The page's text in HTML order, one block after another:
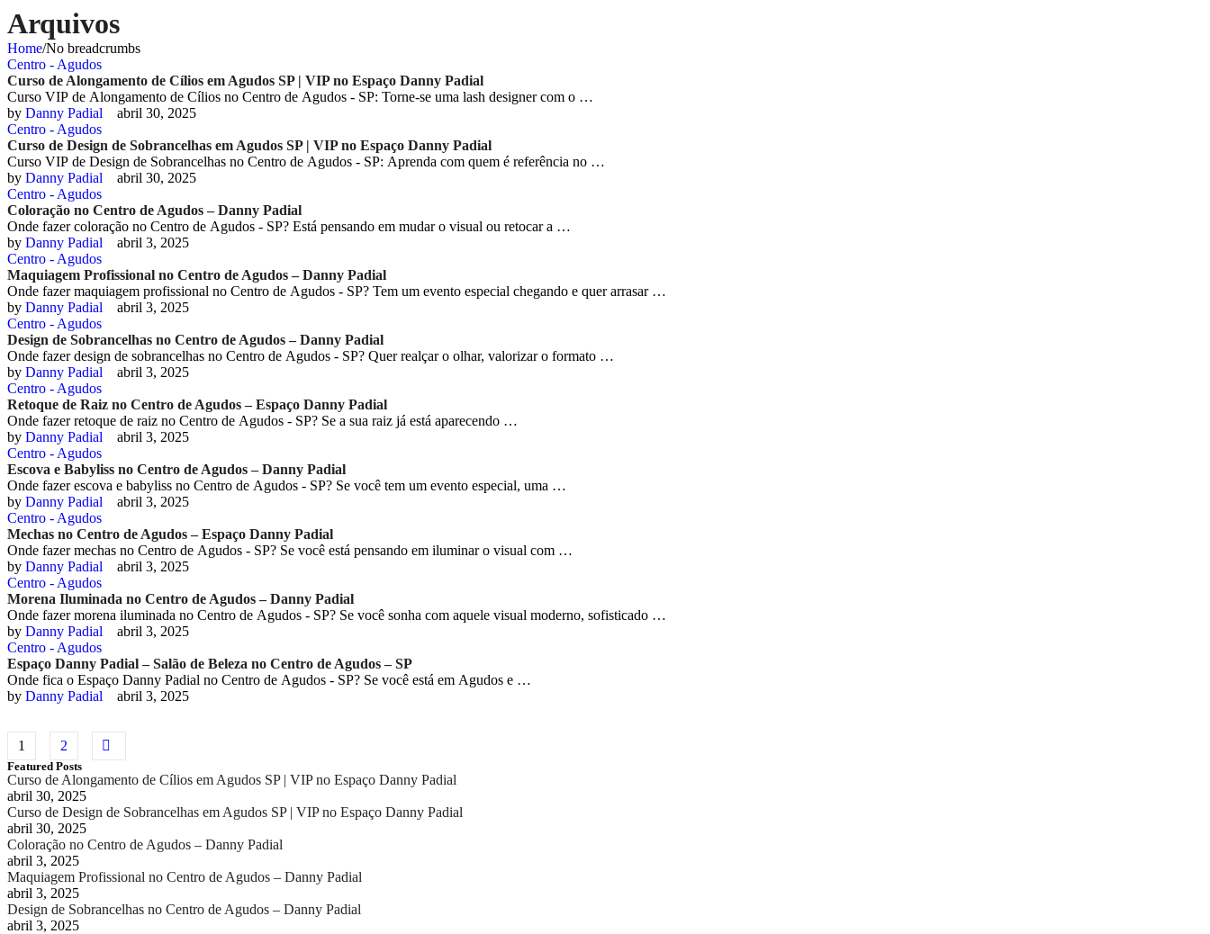
Arquivos
Home/No breadcrumbs
Centro - Agudos
Curso de Alongamento de Cílios em Agudos SP | VIP no Espaço Danny Padial
Curso VIP de Alongamento de Cílios no Centro de Agudos - SP: Torne-se uma lash designer com o …
by Danny Padial
abril 30, 2025
Centro - Agudos
Curso de Design de Sobrancelhas em Agudos SP | VIP no Espaço Danny Padial
Curso VIP de Design de Sobrancelhas no Centro de Agudos - SP: Aprenda com quem é referência no …
by Danny Padial
abril 30, 2025
Centro - Agudos
Coloração no Centro de Agudos – Danny Padial
Onde fazer coloração no Centro de Agudos - SP? Está pensando em mudar o visual ou retocar a …
by Danny Padial
abril 3, 2025
Centro - Agudos
Maquiagem Profissional no Centro de Agudos – Danny Padial
Onde fazer maquiagem profissional no Centro de Agudos - SP? Tem um evento especial chegando e quer arrasar …
by Danny Padial
abril 3, 2025
Centro - Agudos
Design de Sobrancelhas no Centro de Agudos – Danny Padial
Onde fazer design de sobrancelhas no Centro de Agudos - SP? Quer realçar o olhar, valorizar o formato …
by Danny Padial
abril 3, 2025
Centro - Agudos
Retoque de Raiz no Centro de Agudos – Espaço Danny Padial
Onde fazer retoque de raiz no Centro de Agudos - SP? Se a sua raiz já está aparecendo …
by Danny Padial
abril 3, 2025
Centro - Agudos
Escova e Babyliss no Centro de Agudos – Danny Padial
Onde fazer escova e babyliss no Centro de Agudos - SP? Se você tem um evento especial, uma …
by Danny Padial
abril 3, 2025
Centro - Agudos
Mechas no Centro de Agudos – Espaço Danny Padial
Onde fazer mechas no Centro de Agudos - SP? Se você está pensando em iluminar o visual com …
by Danny Padial
abril 3, 2025
Centro - Agudos
Morena Iluminada no Centro de Agudos – Danny Padial
Onde fazer morena iluminada no Centro de Agudos - SP? Se você sonha com aquele visual moderno, sofisticado …
by Danny Padial
abril 3, 2025
Centro - Agudos
Espaço Danny Padial – Salão de Beleza no Centro de Agudos – SP
Onde fica o Espaço Danny Padial no Centro de Agudos - SP? Se você está em Agudos e …
by Danny Padial abril 3, 2025
1 2
Featured Posts
Curso de Alongamento de Cílios em Agudos SP | VIP no Espaço Danny Padial
abril 30, 2025
Curso de Design de Sobrancelhas em Agudos SP | VIP no Espaço Danny Padial
abril 30, 2025
Coloração no Centro de Agudos – Danny Padial
abril 3, 2025
Maquiagem Profissional no Centro de Agudos – Danny Padial
abril 3, 2025
Design de Sobrancelhas no Centro de Agudos – Danny Padial
abril 3, 2025